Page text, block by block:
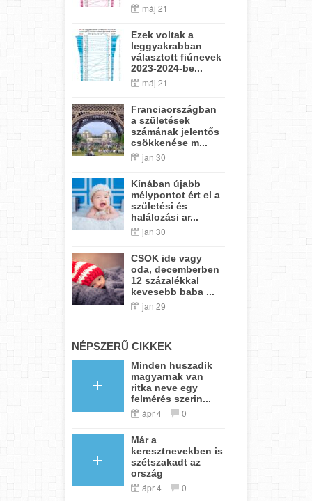
máj 21
Ezek voltak a
leggyakrabban
választott fiúnevek
2023-2024-be...
máj 21
Franciaországban
a születések
számának jelentős
csökkenése m...
jan 30
Kínában újabb
mélypontot ért el a
születési és
halálozási ar...
jan 30
CSOK ide vagy
oda, decemberben
12 százalékkal
kevesebb baba ...
jan 29
NÉPSZERŰ CIKKEK
Minden huszadik
magyarnak van
ritka neve egy
felmérés szerin...
ápr 4 0
Már a
keresztnevekben is
szétszakadt az
ország
ápr 4 0